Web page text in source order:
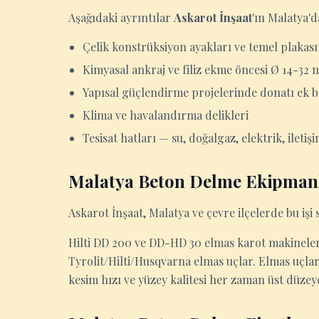
Aşağıdaki ayrıntılar Askarot İnşaat'ın
Çelik konstrüksiyon ayakları ve temel
Kimyasal ankraj ve filiz ekme öncesi Ø 14-32
Yapısal güçlendirme projelerinde donatı ek
Klima ve havalandırma delikleri
Tesisat hatları — su, doğalgaz, elektrik,
Malatya Beton Delme
Askarot İnşaat, Malatya ve çevre ilçelerde bu
Hilti DD 200 ve DD-HD 30 elmas karot
Tyrolit/Hilti/Husqvarna elmas uçlar. Elmas
kesim hızı ve yüzey kalitesi her zaman üst